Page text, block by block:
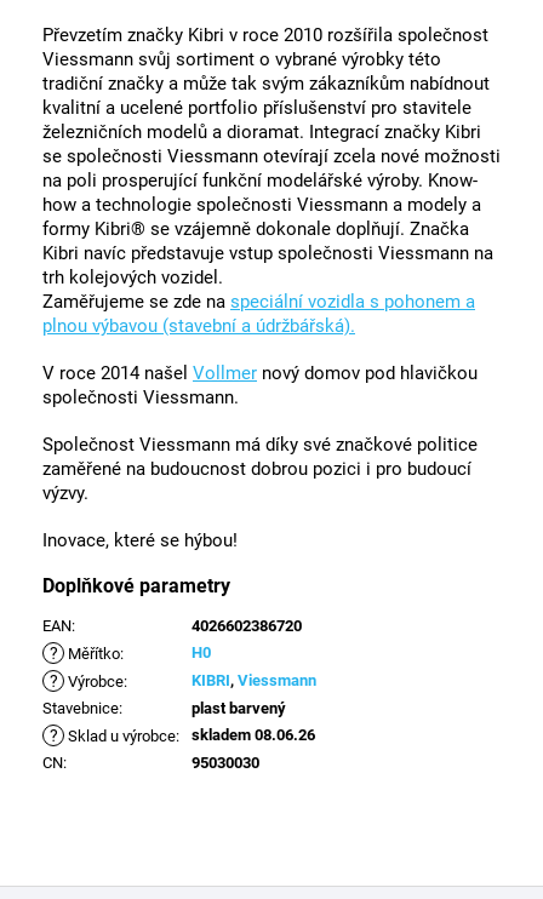
Převzetím značky Kibri v roce 2010 rozšířila společnost
Viessmann svůj sortiment o vybrané výrobky této
tradiční značky a může tak svým zákazníkům nabídnout
kvalitní a ucelené portfolio příslušenství pro stavitele
železničních modelů a dioramat. Integrací značky Kibri
se společnosti Viessmann otevírají zcela nové možnosti
na poli prosperující funkční modelářské výroby. Know-
how a technologie společnosti Viessmann a modely a
formy Kibri® se vzájemně dokonale doplňují. Značka
Kibri navíc představuje vstup společnosti Viessmann na
trh kolejových vozidel.
Zaměřujeme se zde na speciální vozidla s pohonem a
plnou výbavou (stavební a údržbářská).
V roce 2014 našel Vollmer nový domov pod hlavičkou
společnosti Viessmann.
Společnost Viessmann má díky své značkové politice
zaměřené na budoucnost dobrou pozici i pro budoucí
výzvy.
Inovace, které se hýbou!
Doplňkové parametry
EAN: 4026602386720
? Měřítko: H0
? Výrobce: KIBRI, Viessmann
Stavebnice: plast barvený
? Sklad u výrobce:
skladem 08.06.26
CN: 95030030